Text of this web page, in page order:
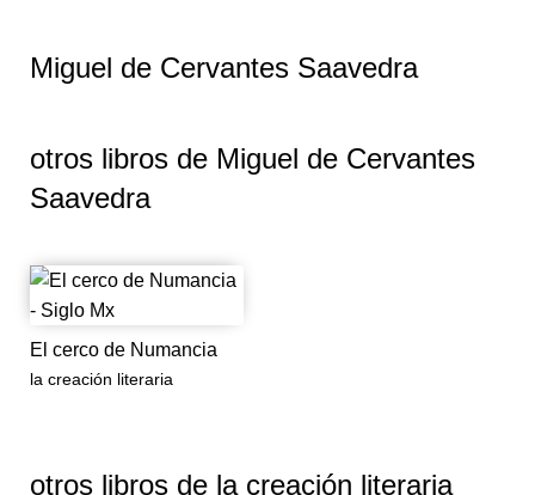
Miguel de Cervantes Saavedra
otros libros de Miguel de Cervantes
Saavedra
El cerco de Numancia
la creación literaria
otros libros de la creación literaria